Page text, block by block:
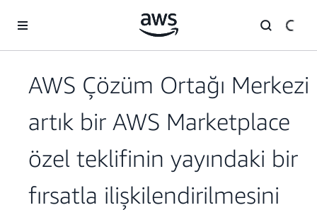
AWS Çözüm Ortağı Merkezi
artık bir AWS Marketplace
özel teklifinin yayındaki bir
fırsatla ilişkilendirilmesini